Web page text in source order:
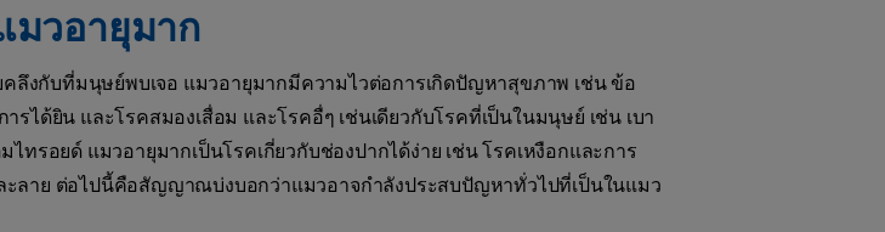
วอายุมาก
งกับที่มนุษย์พบเจอ แมวอายุมากมีความไวต่อการเกิดปัญหาสุขภาพ เช่น ข้อ
รได้ยิน และโรคสมองเสื่อม และโรคอื่ๆ เช่นเดียวกับโรคที่เป็นในมนุษย์ เช่น เบา
ทรอยด์ แมวอายุมากเป็นโรคเกี่ยวกับช่องปากได้ง่าย เช่น โรคเหงือกและการ
ลาย ต่อไปนี้คือสัญญาณบ่งบอกว่าแมวอาจกำลังประสบปัญหาทั่วไปที่เป็นในแมว